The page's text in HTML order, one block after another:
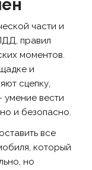
части и
правил
моментов.
и
сцепку,
умение вести
и безопасно.
все
который
но